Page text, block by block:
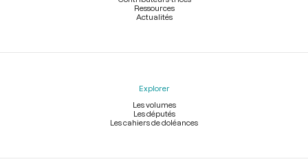
Ressources
Actualités
Explorer
Les volumes
Les députés
Les cahiers de doléances